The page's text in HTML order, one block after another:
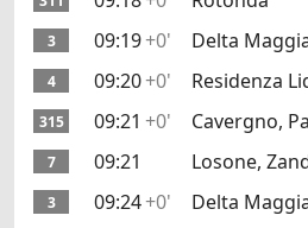
3 09:19+0' Delta
4 09:20+0' Residenza
315 09:21 +0' Cavergno,
7 09:21 Losone,
3 09:24+0' Delta